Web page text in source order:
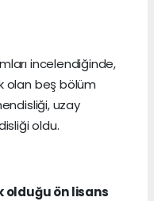
incelendiğinde,
olan beş bölüm
uzay
oldu.
olduğu ön lisans